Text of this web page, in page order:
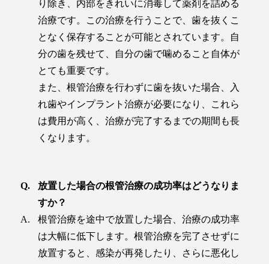
り除き、内部をきれいに消毒して薬剤を詰める
治療です。この治療を行うことで、歯を抜くこ
となく保存することが可能とされています。自
分の歯を残せて、自分の歯で噛めること自体が
とても重要です。
また、根管治療を行わずに歯を抜いた場合、入
れ歯やインプラント治療が必要になり、これら
は費用が高く、治療が完了するまでの期間も長
くなります。
放置した場合の根管治療の成功率はどうなりま
すか？
根管治療を途中で放置した場合、治療の成功率
は大幅に低下します。根管治療を完了させずに
放置すると、感染が再発したり、さらに悪化し